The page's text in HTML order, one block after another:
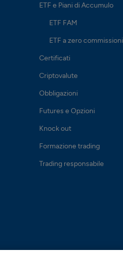
ETF e Piani di Accumulo
ETF FAM
ETF a zero commissioni
Certificati
Criptovalute
Obbligazioni
Futures e Opzioni
Knock out
Formazione trading
Trading responsabile